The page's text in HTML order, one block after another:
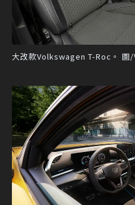
大改款Volkswagen T-Roc。 圖